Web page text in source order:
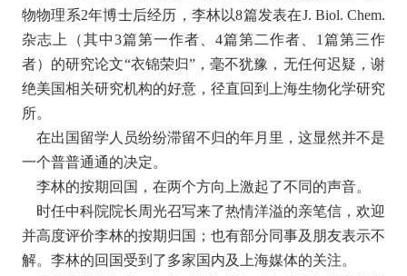
物物理系2年博士后经历，李林以8篇发表在J. Biol. Chem.
杂志上（其中3篇第一作者、4篇第二作者、1篇第三作
者）的研究论文“衣锦荣归”，毫不犹豫，无任何迟疑，谢
绝美国相关研究机构的好意，径直回到上海生物化学研究
所。
在出国留学人员纷纷滞留不归的年月里，这显然并不是
一个普普通通的决定。
李林的按期回国，在两个方向上激起了不同的声音。
时任中科院院长周光召写来了热情洋溢的亲笔信，欢迎
并高度评价李林的按期归国；也有部分同事及朋友表示不
解。李林的回国受到了多家国内及上海媒体的关注。